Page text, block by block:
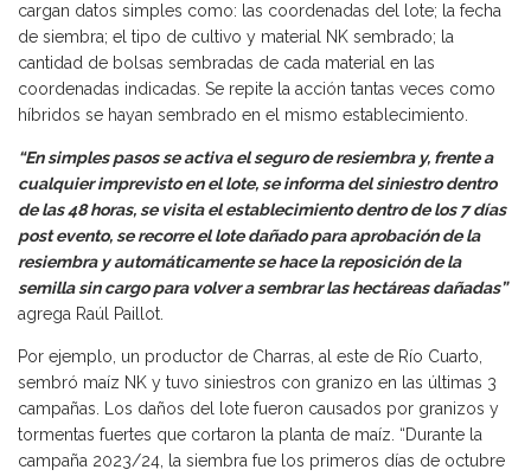
cargan datos simples como: las coordenadas del lote; la fecha
de siembra; el tipo de cultivo y material NK sembrado; la
cantidad de bolsas sembradas de cada material en las
coordenadas indicadas. Se repite la acción tantas veces como
híbridos se hayan sembrado en el mismo establecimiento.
“En simples pasos se activa el seguro de resiembra y, frente a
cualquier imprevisto en el lote, se informa del siniestro dentro
de las 48 horas, se visita el establecimiento dentro de los 7 días
post evento, se recorre el lote dañado para aprobación de la
resiembra y automáticamente se hace la reposición de la
semilla sin cargo para volver a sembrar las hectáreas dañadas”
agrega Raúl Paillot.
Por ejemplo, un productor de Charras, al este de Río Cuarto,
sembró maíz NK y tuvo siniestros con granizo en las últimas 3
campañas. Los daños del lote fueron causados por granizos y
tormentas fuertes que cortaron la planta de maíz. “Durante la
campaña 2023/24, la siembra fue los primeros días de octubre